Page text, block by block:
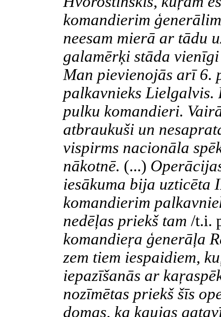
komandierim
neesam mierā ar tādu
galamērķi stāda
Man pievienojās arī 6.
palkavnieks Lielgalvis.
pulku komandieri.
atbraukuši un
vispirms nacionāla
nākotnē. (...)
iesākuma bija uzticēta
komandierim
nedēļas priekš tam /t.i.
komandieŗa ģenerāļa
zem tiem iespaidiem,
iepazīšanās ar
nozīmētas priekš šīs
domas, ka kaujas